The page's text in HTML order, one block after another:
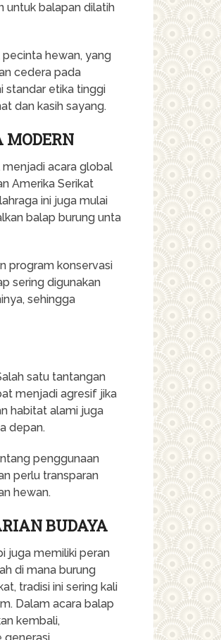
untuk balapan dilatih
hewan, yang
cedera pada
standar etika tinggi
dan kasih sayang.
MODERN
acara global
Amerika Serikat
ini juga mulai
balap burung unta
program konservasi
sering digunakan
sehingga
satu tantangan
menjadi agresif jika
habitat alami juga
depan.
penggunaan
perlu transparan
hewan.
BUDAYA
juga memiliki peran
di mana burung
tradisi ini sering kali
Dalam acara balap
kembali,